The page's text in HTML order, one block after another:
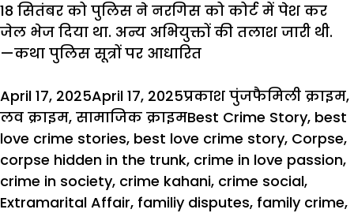
18 सितंबर को पुलिस ने नरगिस को कोर्ट में पेश कर
जेल भेज दिया था. अन्य अभियुक्तों की तलाश जारी थी.
—कथा पुलिस सूत्रों पर आधारित
Posted
on
April 17, 2025April 17, 2025Author
प्रकाश पुंजCategories
फैमिली क्राइम,
लव क्राइम, सामाजिक क्राइमTags
Best Crime Story, best
love crime stories, best love crime story, Corpse,
corpse hidden in the trunk, crime in love passion,
crime in society, crime kahani, crime social,
Extramarital Affair, familiy disputes, family crime,